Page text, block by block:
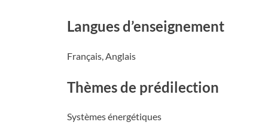
Langues d’enseignement
Français, Anglais
Thèmes de prédilection
Systèmes énergétiques